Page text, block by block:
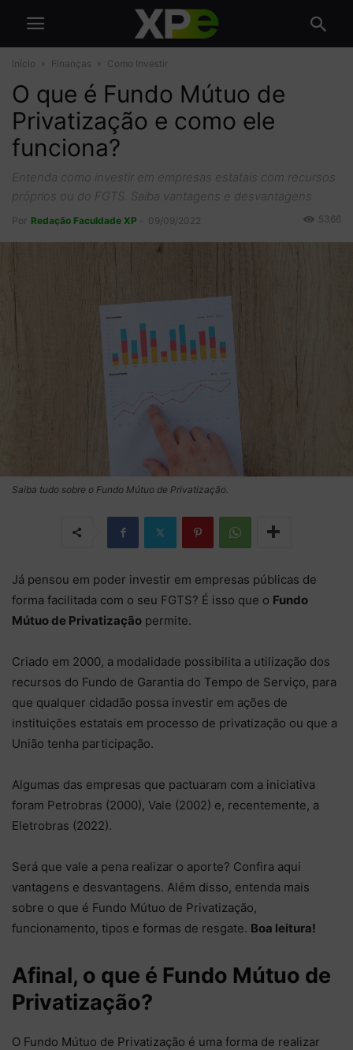
Início Finanças Como Investir
O que é Fundo Mútuo de
Privatização e como ele
funciona?
Entenda como investir em empresas estatais com recursos
próprios ou do FGTS. Saiba vantagens e desvantagens
Por Redação Faculdade XP 09/09/2022 5366
Saiba tudo sobre o Fundo Mútuo de Privatização.
Já pensou em poder investir em empresas públicas de
forma facilitada com o seu FGTS? É isso que o Fundo
Mútuo de Privatização permite.
Criado em 2000, a modalidade possibilita a utilização dos
recursos do Fundo de Garantia do Tempo de Serviço, para
que qualquer cidadão possa investir em ações de
instituições estatais em processo de privatização ou que a
União tenha participação.
Algumas das empresas que pactuaram com a iniciativa
foram Petrobras (2000), Vale (2002) e, recentemente, a
Eletrobras (2022).
Será que vale a pena realizar o aporte? Confira aqui
vantagens e desvantagens. Além disso, entenda mais
sobre o que é Fundo Mútuo de Privatização,
funcionamento, tipos e formas de resgate. Boa leitura!
Afinal, o que é Fundo Mútuo de
Privatização?
O Fundo Mútuo de Privatização é uma forma de realizar